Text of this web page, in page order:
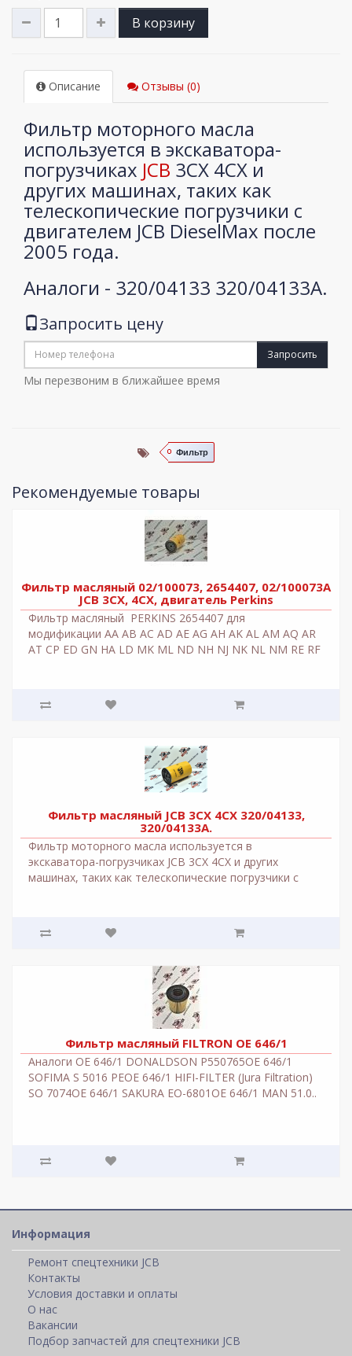
В корзину
Описание Отзывы (0)
Фильтр моторного масла
используется в экскаватора-
погрузчиках JCB 3CX 4CX и
других машинах, таких как
телескопические погрузчики с
двигателем JCB DieselMax после
2005 года.
Аналоги - 320/04133 320/04133A.
Запросить цену
Запросить
Мы перезвоним в ближайшее время
Фильтр
Рекомендуемые товары
Фильтр масляный 02/100073, 2654407, 02/100073A
JCB 3СХ, 4СХ, двигатель Perkins
Фильтр масляный PERKINS 2654407 для
модификации AA AB AC AD AE AG AH AK AL AM AQ AR
AT CP ED GN HA LD MK ML ND NH NJ NK NL NM RE RF
Фильтр масляный JCB 3CX 4CX 320/04133,
320/04133A.
Фильтр моторного масла используется в
экскаватора-погрузчиках JCB 3CX 4CX и других
машинах, таких как телескопические погрузчики с
Фильтр масляный FILTRON OE 646/1
Аналоги OE 646/1 DONALDSON P550765OE 646/1
SOFIMA S 5016 PEOE 646/1 HIFI-FILTER (Jura Filtration)
SO 7074OE 646/1 SAKURA EO-6801OE 646/1 MAN 51.0..
Информация
Ремонт спецтехники JCB
Контакты
Условия доставки и оплаты
О нас
Вакансии
Подбор запчастей для спецтехники JCB